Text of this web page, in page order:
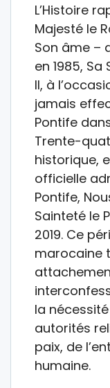
L’Histoire
Majesté le
Son âme –
en 1985,
II, à
jamais
Pontife
Trente-
historique,
officielle
Pontife,
Sainteté le
2019. Ce
marocaine
la
autorités
paix, de
humaine.